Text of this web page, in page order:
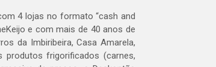
4 lojas no formato “cash and
e com mais de 40 anos de
da Imbiribeira, Casa Amarela,
produtos frigorificados (carnes,